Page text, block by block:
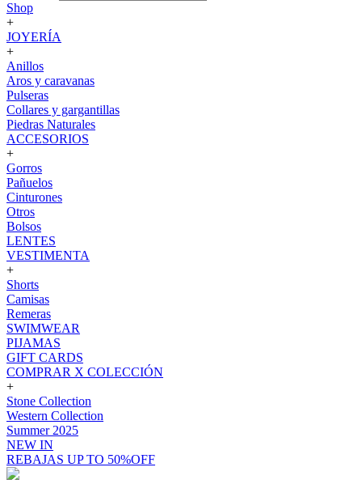
Shop
+
JOYERÍA
+
Anillos
Aros y caravanas
Pulseras
Collares y gargantillas
Piedras Naturales
ACCESORIOS
+
Gorros
Pañuelos
Cinturones
Otros
Bolsos
LENTES
VESTIMENTA
+
Shorts
Camisas
Remeras
SWIMWEAR
PIJAMAS
GIFT CARDS
COMPRAR X COLECCIÓN
+
Stone Collection
Western Collection
Summer 2025
NEW IN
REBAJAS UP TO 50%OFF